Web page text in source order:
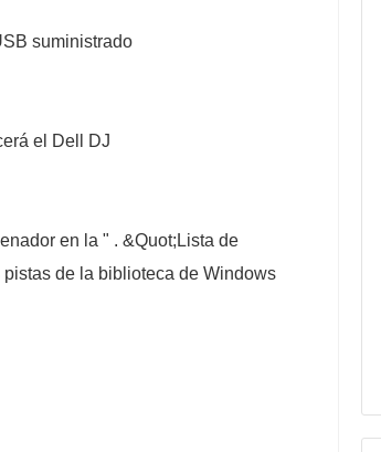
suministrado
el Dell DJ
en la " . &Quot;Lista de
de la biblioteca de Windows